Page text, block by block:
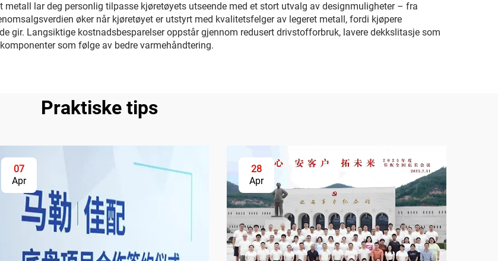
lar deg personlig tilpasse kjøretøyets utseende med et stort utvalg av designmuligheter – fra
øker når kjøretøyet er utstyrt med kvalitetsfelger av legeret metall, fordi kjøpere
gir. Langsiktige kostnadsbesparelser oppstår gjennom redusert drivstofforbruk, lavere dekkslitasje som
som følge av bedre varmehåndtering.
Praktiske tips
07
Apr
28
Apr